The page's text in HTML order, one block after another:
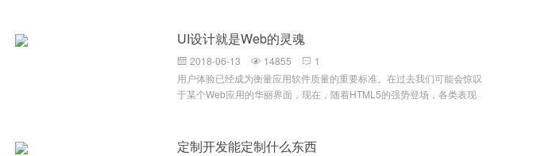
UI设计就是Web的灵魂
 2018-06-13  14855  1
用户体验已经成为衡量应用软件质量的重要标准。在过去我们可能会惊叹
于某个Web应用的华丽界面，现在，随着HTML5的强势登场，各类表现
使用传统的、平凡的UI设计风格。富应用已成定局，过去难以实现的效果
定制开发能定制什么东西